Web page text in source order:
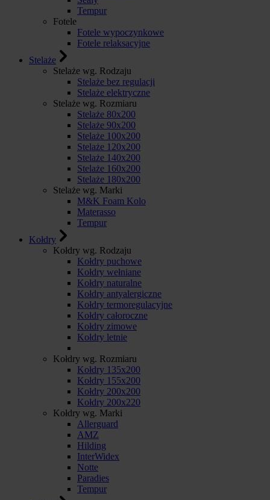
Tempur
Fotele
Fotele wypoczynkowe
Fotele relaksacyjne
Stelaże
Stelaże wg. Rodzaju
Stelaże bez regulacji
Stelaże elektryczne
Stelaże wg. Rozmiaru
Stelaże 80x200
Stelaże 90x200
Stelaże 100x200
Stelaże 120x200
Stelaże 140x200
Stelaże 160x200
Stelaże 180x200
Stelaże wg. Marki
M&K Foam Kolo
Materasso
Tempur
Kołdry
Kołdry wg. Rodzaju
Kołdry puchowe
Kołdry wełniane
Kołdry naturalne
Kołdry antyalergiczne
Kołdry termoregulacyjne
Kołdry całoroczne
Kołdry zimowe
Kołdry letnie
Kołdry wg. Rozmiaru
Kołdry 135x200
Kołdry 155x200
Kołdry 200x200
Kołdry 200x220
Kołdry wg. Marki
Allerguard
AMZ
Hilding
InterWidex
Notte
Paradies
Tempur